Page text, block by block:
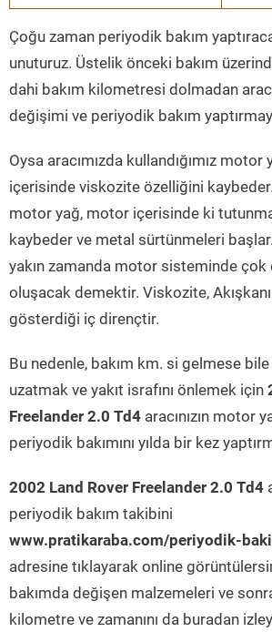
Çoğu zaman periyodik bakım
unuturuz. Üstelik önceki bakım
dahi bakım kilometresi dolmadan
değişimi ve periyodik bakım
Oysa aracımızda kullandığımız motor
içerisinde viskozite özelliğini
motor yağ, motor içerisinde ki
kaybeder ve metal sürtünmeleri
yakın zamanda motor sisteminde
oluşacak demektir. Viskozite,
gösterdiği iç dirençtir.
Bu nedenle, bakım km. si gelmese
uzatmak ve yakıt israfını önlemek için
Freelander 2.0 Td4 aracınızın motor
periyodik bakımını yılda bir kez
2002 Land Rover Freelander 2.0 Td4
periyodik bakım takibini
www.pratikaraba.com/periyodik-
adresine tıklayarak online
bakımda değişen malzemeleri ve
kilometre ve zamanını da buradan